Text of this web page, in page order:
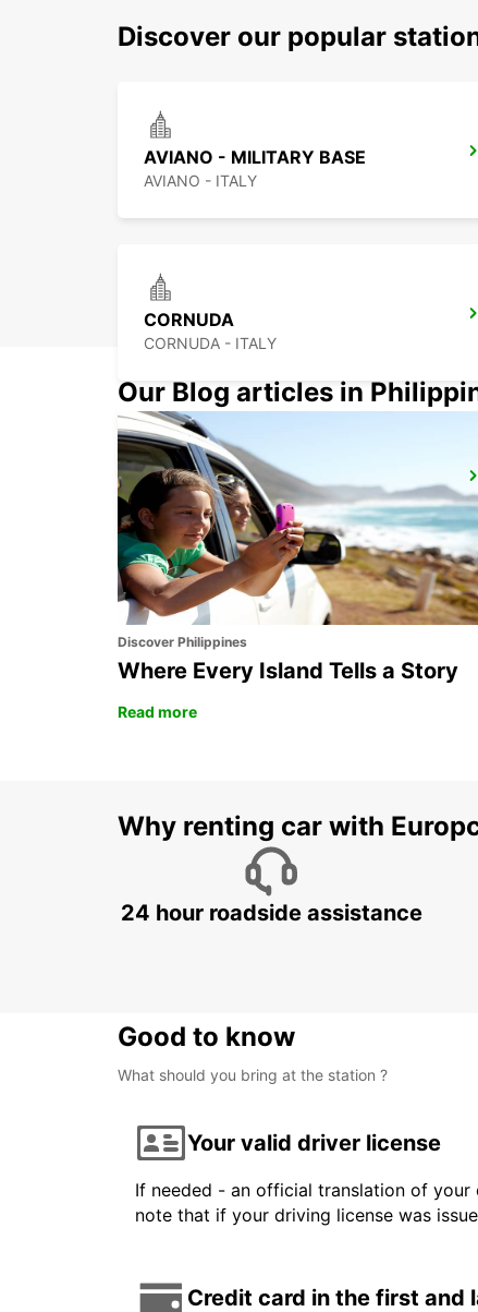
Discover our popular
AVIANO - MILITARY BASE
AVIANO - ITALY
CORNUDA
CORNUDA - ITALY
VENICE
VENEZIA - ITALY
Our Blog articles in
Discover Philippines
Where Every Island Tells a Story
Read more
Why renting car with
24 hour roadside assistance
Good to know
What should you bring at the station ?
Your valid driver license
If needed - an official translation of
note that if your driving license was
Credit card in the first and